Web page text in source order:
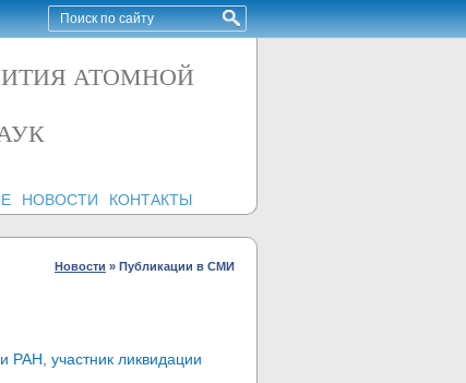
АТОМНОЙ
НОВОСТИ КОНТАКТЫ
Новости » Публикации в СМИ
РАН, участник ликвидации